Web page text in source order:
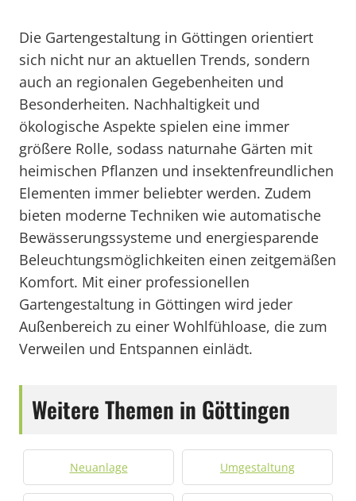
Die Gartengestaltung in Göttingen orientiert
sich nicht nur an aktuellen Trends, sondern
auch an regionalen Gegebenheiten und
Besonderheiten. Nachhaltigkeit und
ökologische Aspekte spielen eine immer
größere Rolle, sodass naturnahe Gärten mit
heimischen Pflanzen und insektenfreundlichen
Elementen immer beliebter werden. Zudem
bieten moderne Techniken wie automatische
Bewässerungssysteme und energiesparende
Beleuchtungsmöglichkeiten einen zeitgemäßen
Komfort. Mit einer professionellen
Gartengestaltung in Göttingen wird jeder
Außenbereich zu einer Wohlfühloase, die zum
Verweilen und Entspannen einlädt.
Weitere Themen in Göttingen
Neuanlage Umgestaltung